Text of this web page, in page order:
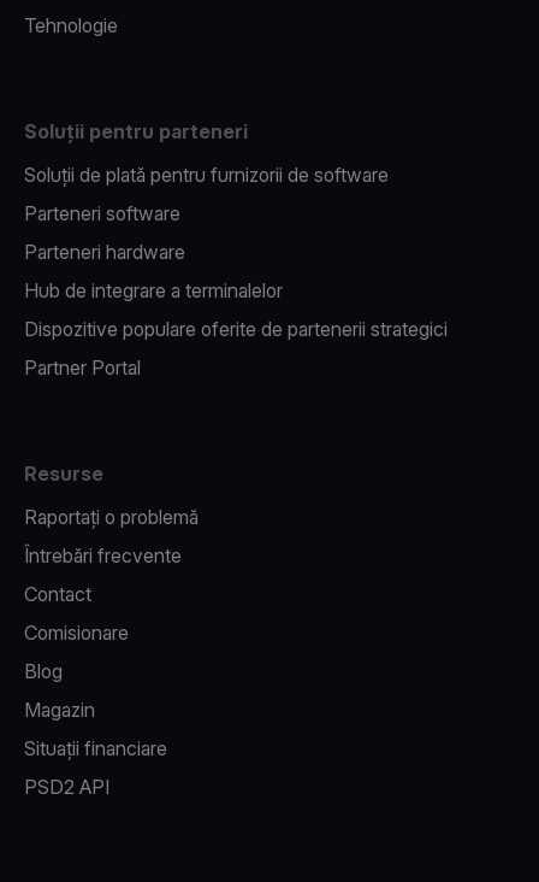
Tehnologie
Soluții pentru parteneri
Soluții de plată pentru furnizorii de software
Parteneri software
Parteneri hardware
Hub de integrare a terminalelor
Dispozitive populare oferite de partenerii strategici
Partner Portal
Resurse
Raportați o problemă
Întrebări frecvente
Contact
Comisionare
Blog
Magazin
Situații financiare
PSD2 API